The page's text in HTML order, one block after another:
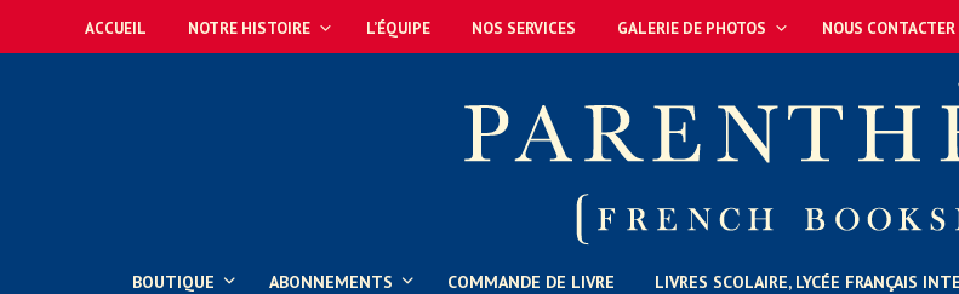
ACCUEIL NOTRE HISTOIRE L’ÉQUIPE NOS SERVICES GALERIE DE PHOTOS NOUS CONTACTER
BOUTIQUE ABONNEMENTS COMMANDE DE LIVRE LIVRES SCOLAIRE, LYCÉE FRANÇAIS